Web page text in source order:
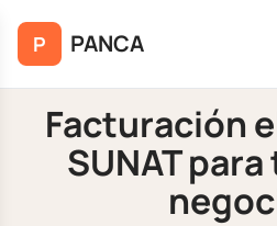
P PANCA
Facturación
SUNAT